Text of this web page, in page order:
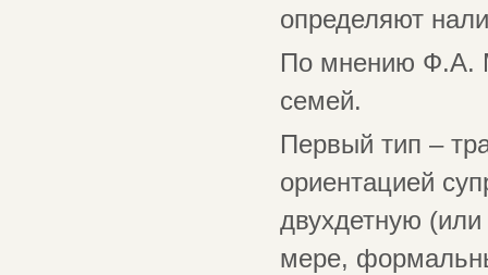
определяют
По мнению Ф.А.
семей.
Первый тип –
ориентацией
двухдетную
мере,